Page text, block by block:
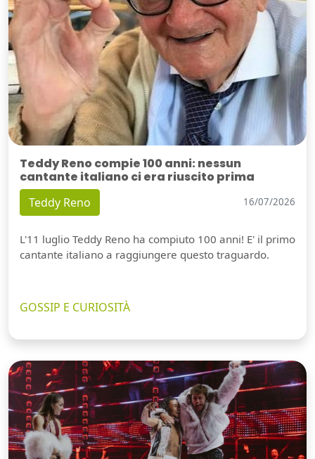
Teddy Reno compie 100 anni: nessun
cantante italiano ci era riuscito prima
Teddy Reno 16/07/2026
L'11 luglio Teddy Reno ha compiuto 100 anni! E' il primo
cantante italiano a raggiungere questo traguardo.
GOSSIP E CURIOSITÀ